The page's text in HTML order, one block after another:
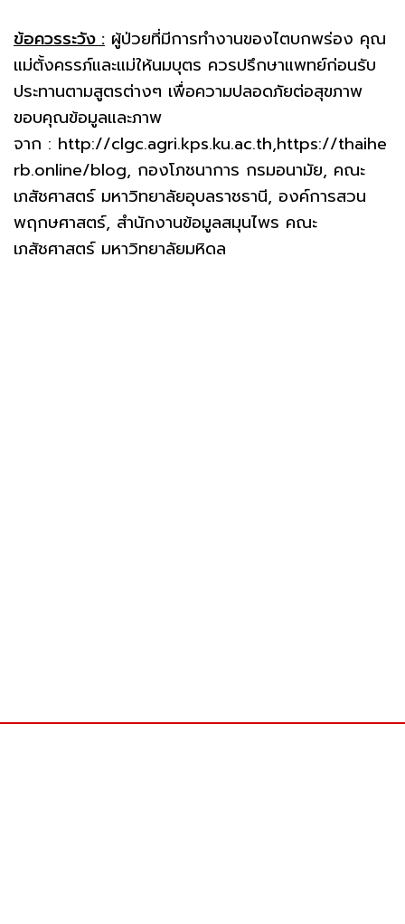
ข้อควรระวัง : ผู้ป่วยที่มีการทำงานของไตบกพร่อง คุณ
แม่ตั้งครรภ์และแม่ให้นมบุตร ควรปรึกษาแพทย์ก่อนรับ
ประทานตามสูตรต่างๆ เพื่อความปลอดภัยต่อสุขภาพ
ขอบคุณข้อมูลและภาพ
จาก : http://clgc.agri.kps.ku.ac.th,https://thaihe
rb.online/blog, กองโภชนาการ กรมอนามัย, คณะ
เภสัชศาสตร์ มหาวิทยาลัยอุบลราชธานี, องค์การสวน
พฤกษศาสตร์, สำนักงานข้อมูลสมุนไพร คณะ
เภสัชศาสตร์ มหาวิทยาลัยมหิดล